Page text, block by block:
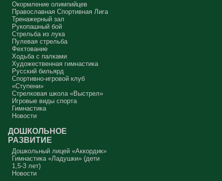
Окормление олимпийцев
Православная Спортивная Лига
Тренажерный зал
Рукопашный бой
Стрельба из лука
Пулевая стрельба
Фехтование
Ходьба с палками
Художественная гимнастика
Русский бильярд
Спортивно-игровой клуб
«Ступени»
Стрелковая школа «Выстрел»
Игровые виды спорта
Гимнастика
Новости
ДОШКОЛЬНОЕ
РАЗВИТИЕ
Дошкольный лицей «Аккордик»
Гимнастика «Ладушки» (дети
1,5-3 лет)
Новости